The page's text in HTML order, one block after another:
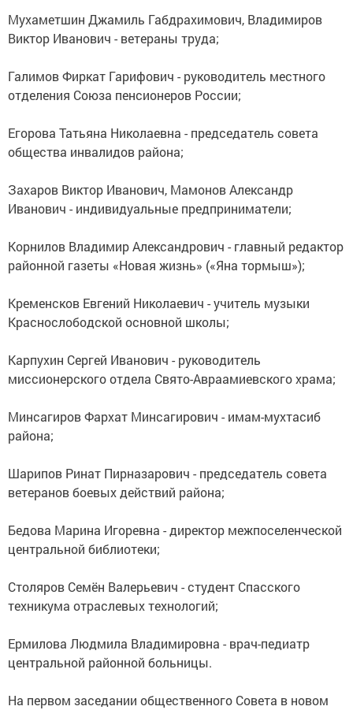
Мухаметшин Джамиль Габдрахимович, Владимиров
Виктор Иванович - ветераны труда;
Галимов Фиркат Гарифович - руководитель местного
отделения Союза пенсионеров России;
Егорова Татьяна Николаевна - председатель совета
общества инвалидов района;
Захаров Виктор Иванович, Мамонов Александр
Иванович - индивидуальные предприниматели;
Корнилов Владимир Александрович - главный редактор
районной газеты «Новая жизнь» («Яна тормыш»);
Кременсков Евгений Николаевич - учитель музыки
Краснослободской основной школы;
Карпухин Сергей Иванович - руководитель
миссионерского отдела Свято-Авраамиевского храма;
Минсагиров Фархат Минсагирович - имам-мухтасиб
района;
Шарипов Ринат Пирназарович - председатель совета
ветеранов боевых действий района;
Бедова Марина Игоревна - директор межпоселенческой
центральной библиотеки;
Столяров Семён Валерьевич - студент Спасского
техникума отраслевых технологий;
Ермилова Людмила Владимировна - врач-педиатр
центральной районной больницы.
На первом заседании общественного Совета в новом